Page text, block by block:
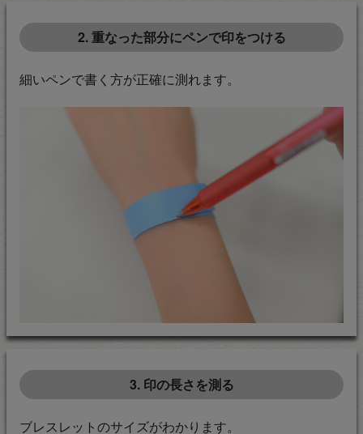
2. 重なった部分にペンで印をつける
細いペンで書く方が正確に測れます。
3. 印の長さを測る
ブレスレットのサイズがわかります。